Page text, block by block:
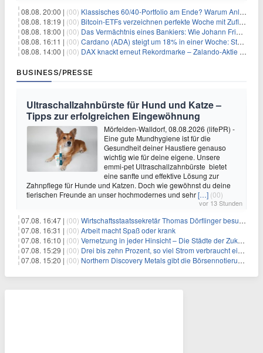
08.08. 20:00 | (00) Klassisches 60/40-Portfolio am Ende? Warum Anleger jetzt radikal umdenken müssen
08.08. 18:19 | (00) Bitcoin-ETFs verzeichnen perfekte Woche mit Zuflüssen auf 3-Monats-Hoch
08.08. 18:00 | (00) Das Vermächtnis eines Bankiers: Wie Johann Friedrich Städel sein Imperium unsterblich machte
08.08. 16:11 | (00) Cardano (ADA) steigt um 18% in einer Woche: Steht ein Kurs von $0,30 bevor?
08.08. 14:00 | (00) DAX knackt erneut Rekordmarke – Zalando-Aktie crasht nach Quartalszahlen
BUSINESS/PRESSE
Ultraschallzahnbürste für Hund und Katze –
Tipps zur erfolgreichen Eingewöhnung
Mörfelden-Walldorf, 08.08.2026 (lifePR) -
Eine gute Mundhygiene ist für die
Gesundheit deiner Haustiere genauso
wichtig wie für deine eigene. Unsere
emmi-pet Ultraschallzahnbürste bietet
eine sanfte und effektive Lösung zur
Zahnpflege für Hunde und Katzen. Doch wie gewöhnst du deine
tierischen Freunde an unser hochmodernes und sehr[…] (00)
vor 13 Stunden
07.08. 16:47 | (00) Wirtschaftsstaatssekretär Thomas Dörflinger besucht Handwerksbetrieb im Kammerbezirk Freiburg
07.08. 16:31 | (00) Arbeit macht Spaß oder krank
07.08. 16:10 | (00) Vernetzung in jeder Hinsicht – Die Städte der Zukunft sind grün-blau
07.08. 15:29 | (00) Drei bis zehn Prozent, so viel Strom verbraucht ein Aufzug im Gebäude
07.08. 15:20 | (00) Northern Discovery Metals gibt die Börsennotierung an der Frankfurter Wertpapierbörse bekannt